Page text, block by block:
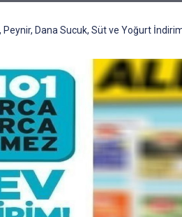
Dana Sucuk, Süt ve Yoğurt